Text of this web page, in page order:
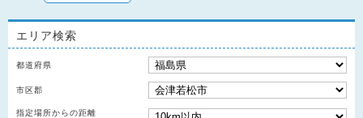
エリア検索
都道府県
市区郡
指定場所からの距離